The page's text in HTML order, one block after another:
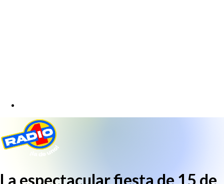
La espectacular fiesta de 15 de